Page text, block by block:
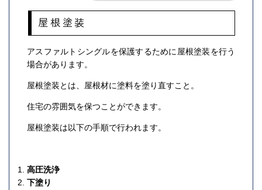
屋根塗装
アスファルトシングルを保護するために屋根塗装を行う
場合があります。
屋根塗装とは、屋根材に塗料を塗り直すこと。
住宅の雰囲気を保つことができます。
屋根塗装は以下の手順で行われます。
高圧洗浄
下塗り